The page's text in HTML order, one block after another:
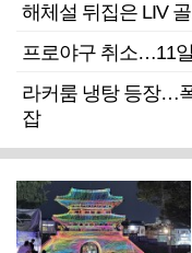
해체설 뒤집은 LIV
프로야구 취소…11
라커룸 냉탕 등장…
잡